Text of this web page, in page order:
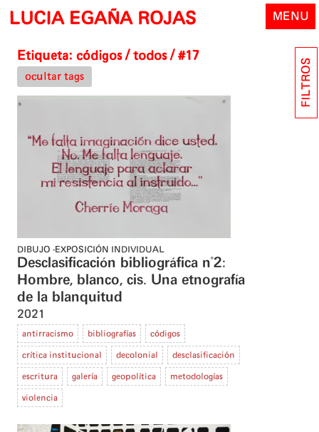
Skip
content
LUCIA EGAÑA ROJAS MENU
Etiqueta: códigos/ todos / #17
ocultar tags
DIBUJO EXPOSICIÓN INDIVIDUAL
Desclasificación bibliográfica n°2:
Hombre, blanco, cis. Una etnografía
de la blanquitud
2021
antirracismo bibliografías códigos
crítica institucional decolonial desclasificación
escritura galería geopolítica metodologías
violencia
FILTROS